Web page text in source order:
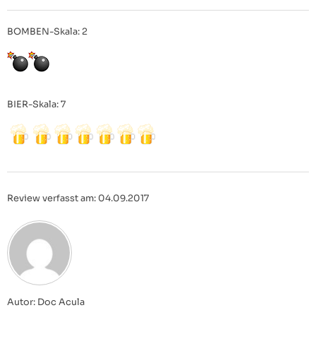
BOMBEN-Skala: 2
BIER-Skala: 7
Review verfasst am: 04.09.2017
Autor: Doc Acula